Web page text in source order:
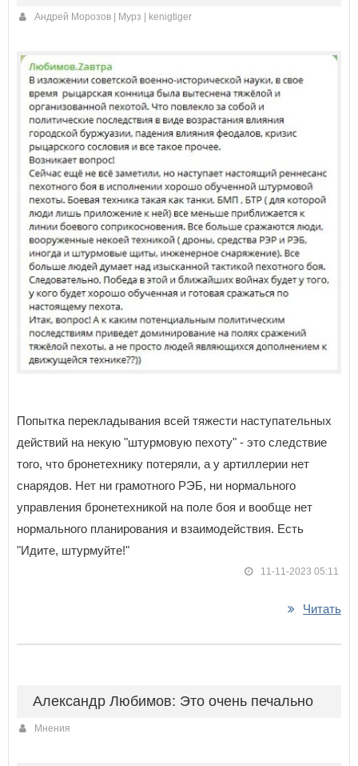
Андрей Морозов | Мурз | kenigtiger
Попытка перекладывания всей тяжести наступательных
действий на некую "штурмовую пехоту" - это следствие
того, что бронетехнику потеряли, а у артиллерии нет
снарядов. Нет ни грамотного РЭБ, ни нормального
управления бронетехникой на поле боя и вообще нет
нормального планирования и взаимодействия. Есть
"Идите, штурмуйте!"
11-11-2023 05:11
Читать
Александр Любимов: Это очень печально
Мнения